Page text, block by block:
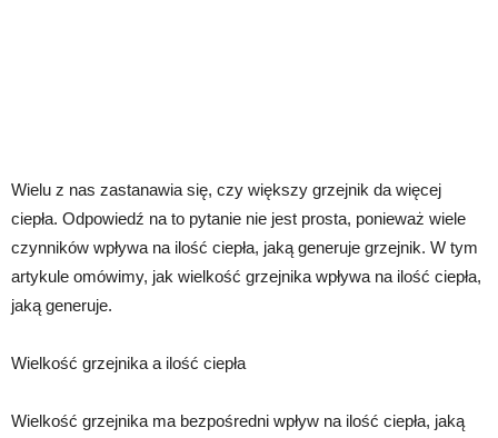
Wielu z nas zastanawia się, czy większy grzejnik da więcej
ciepła. Odpowiedź na to pytanie nie jest prosta, ponieważ wiele
czynników wpływa na ilość ciepła, jaką generuje grzejnik. W tym
artykule omówimy, jak wielkość grzejnika wpływa na ilość ciepła,
jaką generuje.
Wielkość grzejnika a ilość ciepła
Wielkość grzejnika ma bezpośredni wpływ na ilość ciepła, jaką